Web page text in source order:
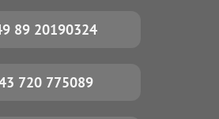
89 20190324
720 775089